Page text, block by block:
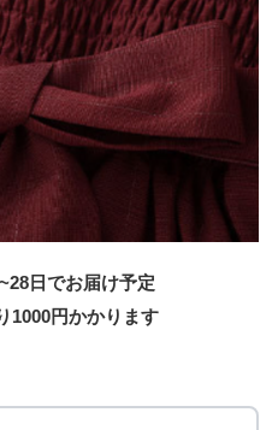
日でお届け予定
1000円かかります